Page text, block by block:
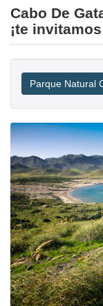
Cabo De
¡te
Parque Natural